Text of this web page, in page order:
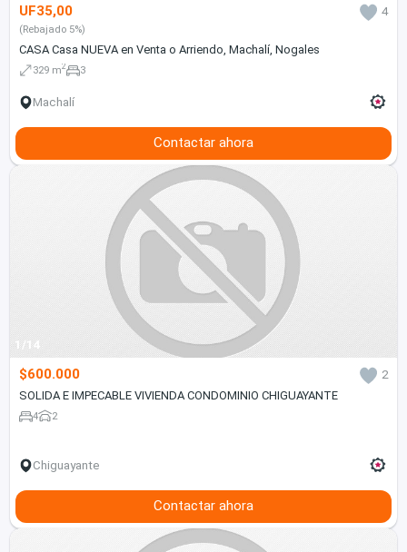
UF35,00 4
(Rebajado 5%)
CASA Casa NUEVA en Venta o Arriendo, Machalí, Nogales
329 m2 3
Machalí
Contactar ahora
1/14
$600.000
2
SOLIDA E IMPECABLE VIVIENDA CONDOMINIO CHIGUAYANTE
4 2
Chiguayante
Contactar ahora